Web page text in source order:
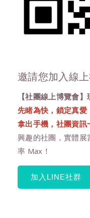
邀請您加入線
【社團線上博覽會】
先睹為快，鎖定真
拿出手機，社團資
興趣的社團，實體
率 Max！
加入LINE社群